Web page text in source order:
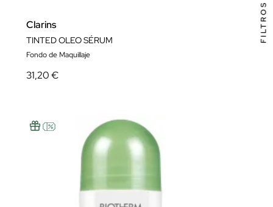
Clarins
TINTED OLEO SÉRUM
Fondo de Maquillaje
31,20 €
FILTROS